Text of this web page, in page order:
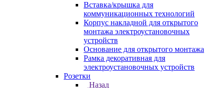
Вставка/крышка для
коммуникационных технологий
Корпус накладной для открытого
монтажа электроустановочных
устройств
Основание для открытого монтажа
Рамка декоративная для
электроустановочных устройств
Розетки
Назад